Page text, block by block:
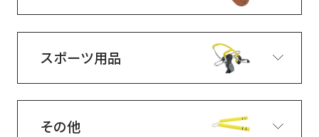
スポーツ用品
その他